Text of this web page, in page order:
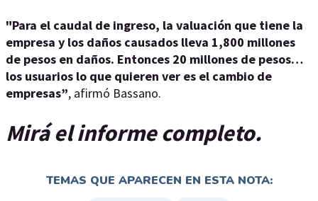
"Para el caudal de ingreso, la valuación que tiene la
empresa y los daños causados lleva 1,800 millones
de pesos en daños. Entonces 20 millones de pesos…
los usuarios lo que quieren ver es el cambio de
empresas”, afirmó Bassano.
Mirá el informe completo.
TEMAS QUE APARECEN EN ESTA NOTA: